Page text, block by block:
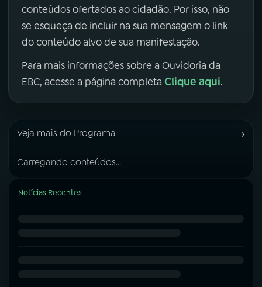
conteúdos ofertados ao cidadão. Por isso, não
se esqueça de incluir na sua mensagem o link
do conteúdo alvo de sua manifestação.
Para mais informações sobre a Ouvidoria da
EBC, acesse a página completa Clique aqui.
Veja mais do Programa ›
Carregando conteúdos...
Notícias Recentes